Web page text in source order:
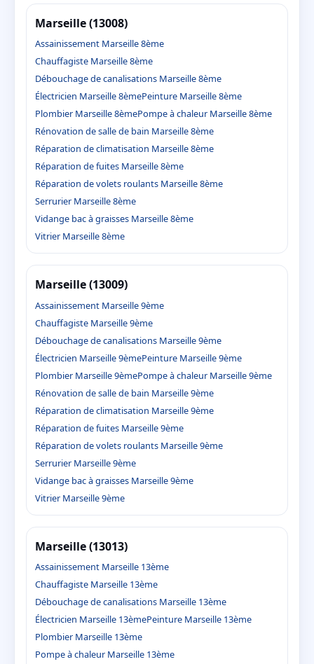
Marseille (13008)
Assainissement Marseille 8ème
Chauffagiste Marseille 8ème
Débouchage de canalisations Marseille 8ème
Électricien Marseille 8èmePeinture Marseille 8ème
Plombier Marseille 8èmePompe à chaleur Marseille 8ème
Rénovation de salle de bain Marseille 8ème
Réparation de climatisation Marseille 8ème
Réparation de fuites Marseille 8ème
Réparation de volets roulants Marseille 8ème
Serrurier Marseille 8ème
Vidange bac à graisses Marseille 8ème
Vitrier Marseille 8ème
Marseille (13009)
Assainissement Marseille 9ème
Chauffagiste Marseille 9ème
Débouchage de canalisations Marseille 9ème
Électricien Marseille 9èmePeinture Marseille 9ème
Plombier Marseille 9èmePompe à chaleur Marseille 9ème
Rénovation de salle de bain Marseille 9ème
Réparation de climatisation Marseille 9ème
Réparation de fuites Marseille 9ème
Réparation de volets roulants Marseille 9ème
Serrurier Marseille 9ème
Vidange bac à graisses Marseille 9ème
Vitrier Marseille 9ème
Marseille (13013)
Assainissement Marseille 13ème
Chauffagiste Marseille 13ème
Débouchage de canalisations Marseille 13ème
Électricien Marseille 13èmePeinture Marseille 13ème
Plombier Marseille 13ème
Pompe à chaleur Marseille 13ème